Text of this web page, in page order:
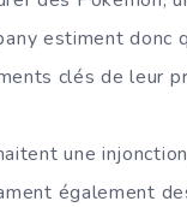
estiment donc
clés de leur
une
également